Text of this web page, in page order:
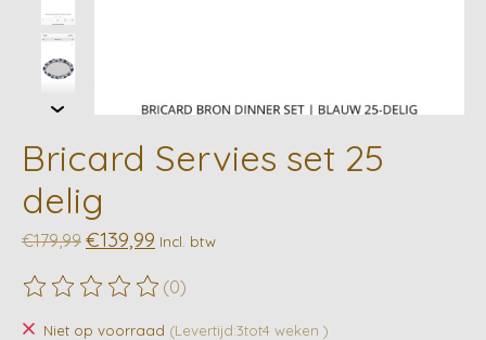
Bricard Servies set 25
delig
€179,99 €139,99 Incl. btw
De beoordeling van dit product is
(0)
Niet op voorraad (Levertijd:3tot4 weken )